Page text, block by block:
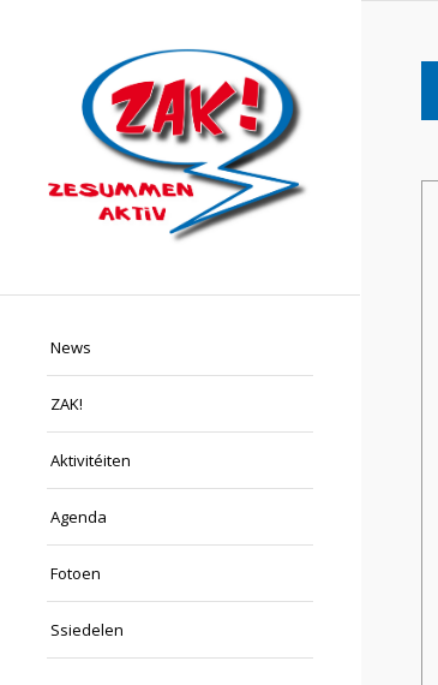
News
ZAK!
Aktivitéiten
Agenda
Fotoen
Ssiedelen